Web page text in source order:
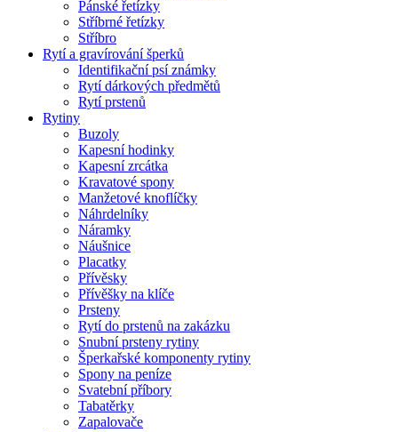
Pánské řetízky
Stříbrné řetízky
Stříbro
Rytí a gravírování šperků
Identifikační psí známky
Rytí dárkových předmětů
Rytí prstenů
Rytiny
Buzoly
Kapesní hodinky
Kapesní zrcátka
Kravatové spony
Manžetové knoflíčky
Náhrdelníky
Náramky
Náušnice
Placatky
Přívěsky
Přívěšky na klíče
Prsteny
Rytí do prstenů na zakázku
Snubní prsteny rytiny
Šperkařské komponenty rytiny
Spony na peníze
Svatební příbory
Tabatěrky
Zapalovače